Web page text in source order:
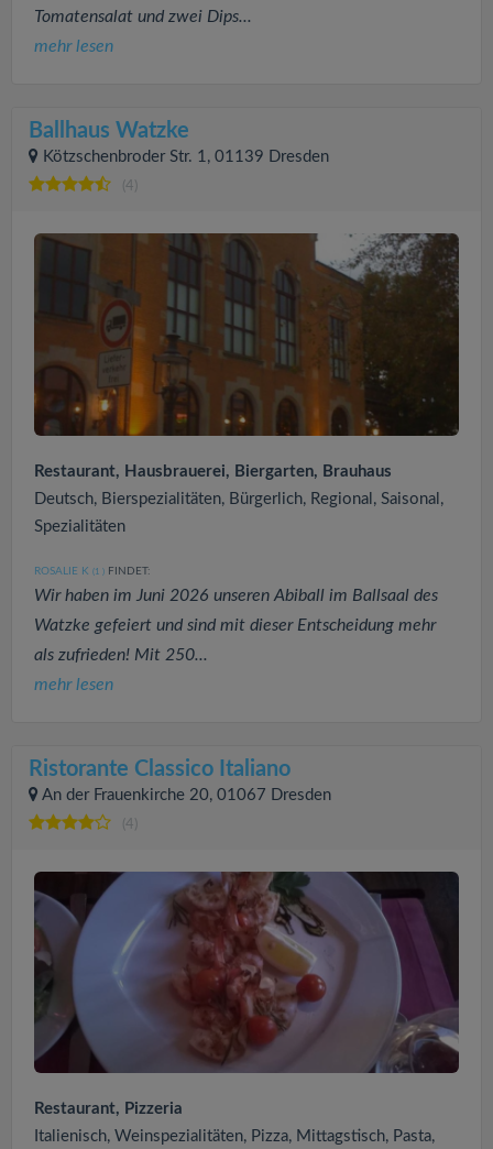
Tomatensalat und zwei Dips...
mehr lesen
Ballhaus Watzke
Kötzschenbroder Str. 1, 01139 Dresden
(4)
Restaurant, Hausbrauerei, Biergarten, Brauhaus
Deutsch, Bierspezialitäten, Bürgerlich, Regional, Saisonal,
Spezialitäten
ROSALIE K (1 ) FINDET:
Wir haben im Juni 2026 unseren Abiball im Ballsaal des
Watzke gefeiert und sind mit dieser Entscheidung mehr
als zufrieden! Mit 250...
mehr lesen
Ristorante Classico Italiano
An der Frauenkirche 20, 01067 Dresden
(4)
Restaurant, Pizzeria
Italienisch, Weinspezialitäten, Pizza, Mittagstisch, Pasta,